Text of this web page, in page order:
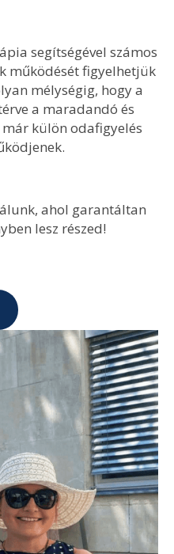
segítségével számos
működését figyelhetjük
mélységig, hogy a
a maradandó és
külön odafigyelés
ahol garantáltan
lesz részed!